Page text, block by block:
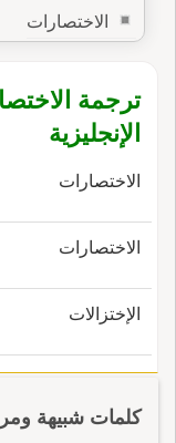
الاختصارات
ترجمة
الإنجليزية
الاختصارات
الاختصارات
الإختزالات
كلمات شبيهة